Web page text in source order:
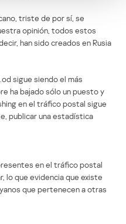
triste de por sí, se
opinión, todos estos
han sido creados en Rusia
sigue siendo el más
ha bajado sólo un puesto y
en el tráfico postal sigue
publicar una estadística
en el tráfico postal
lo que evidencia que existe
que pertenecen a otras